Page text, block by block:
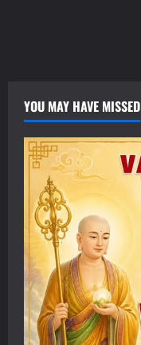
YOU MAY HAVE MISSED